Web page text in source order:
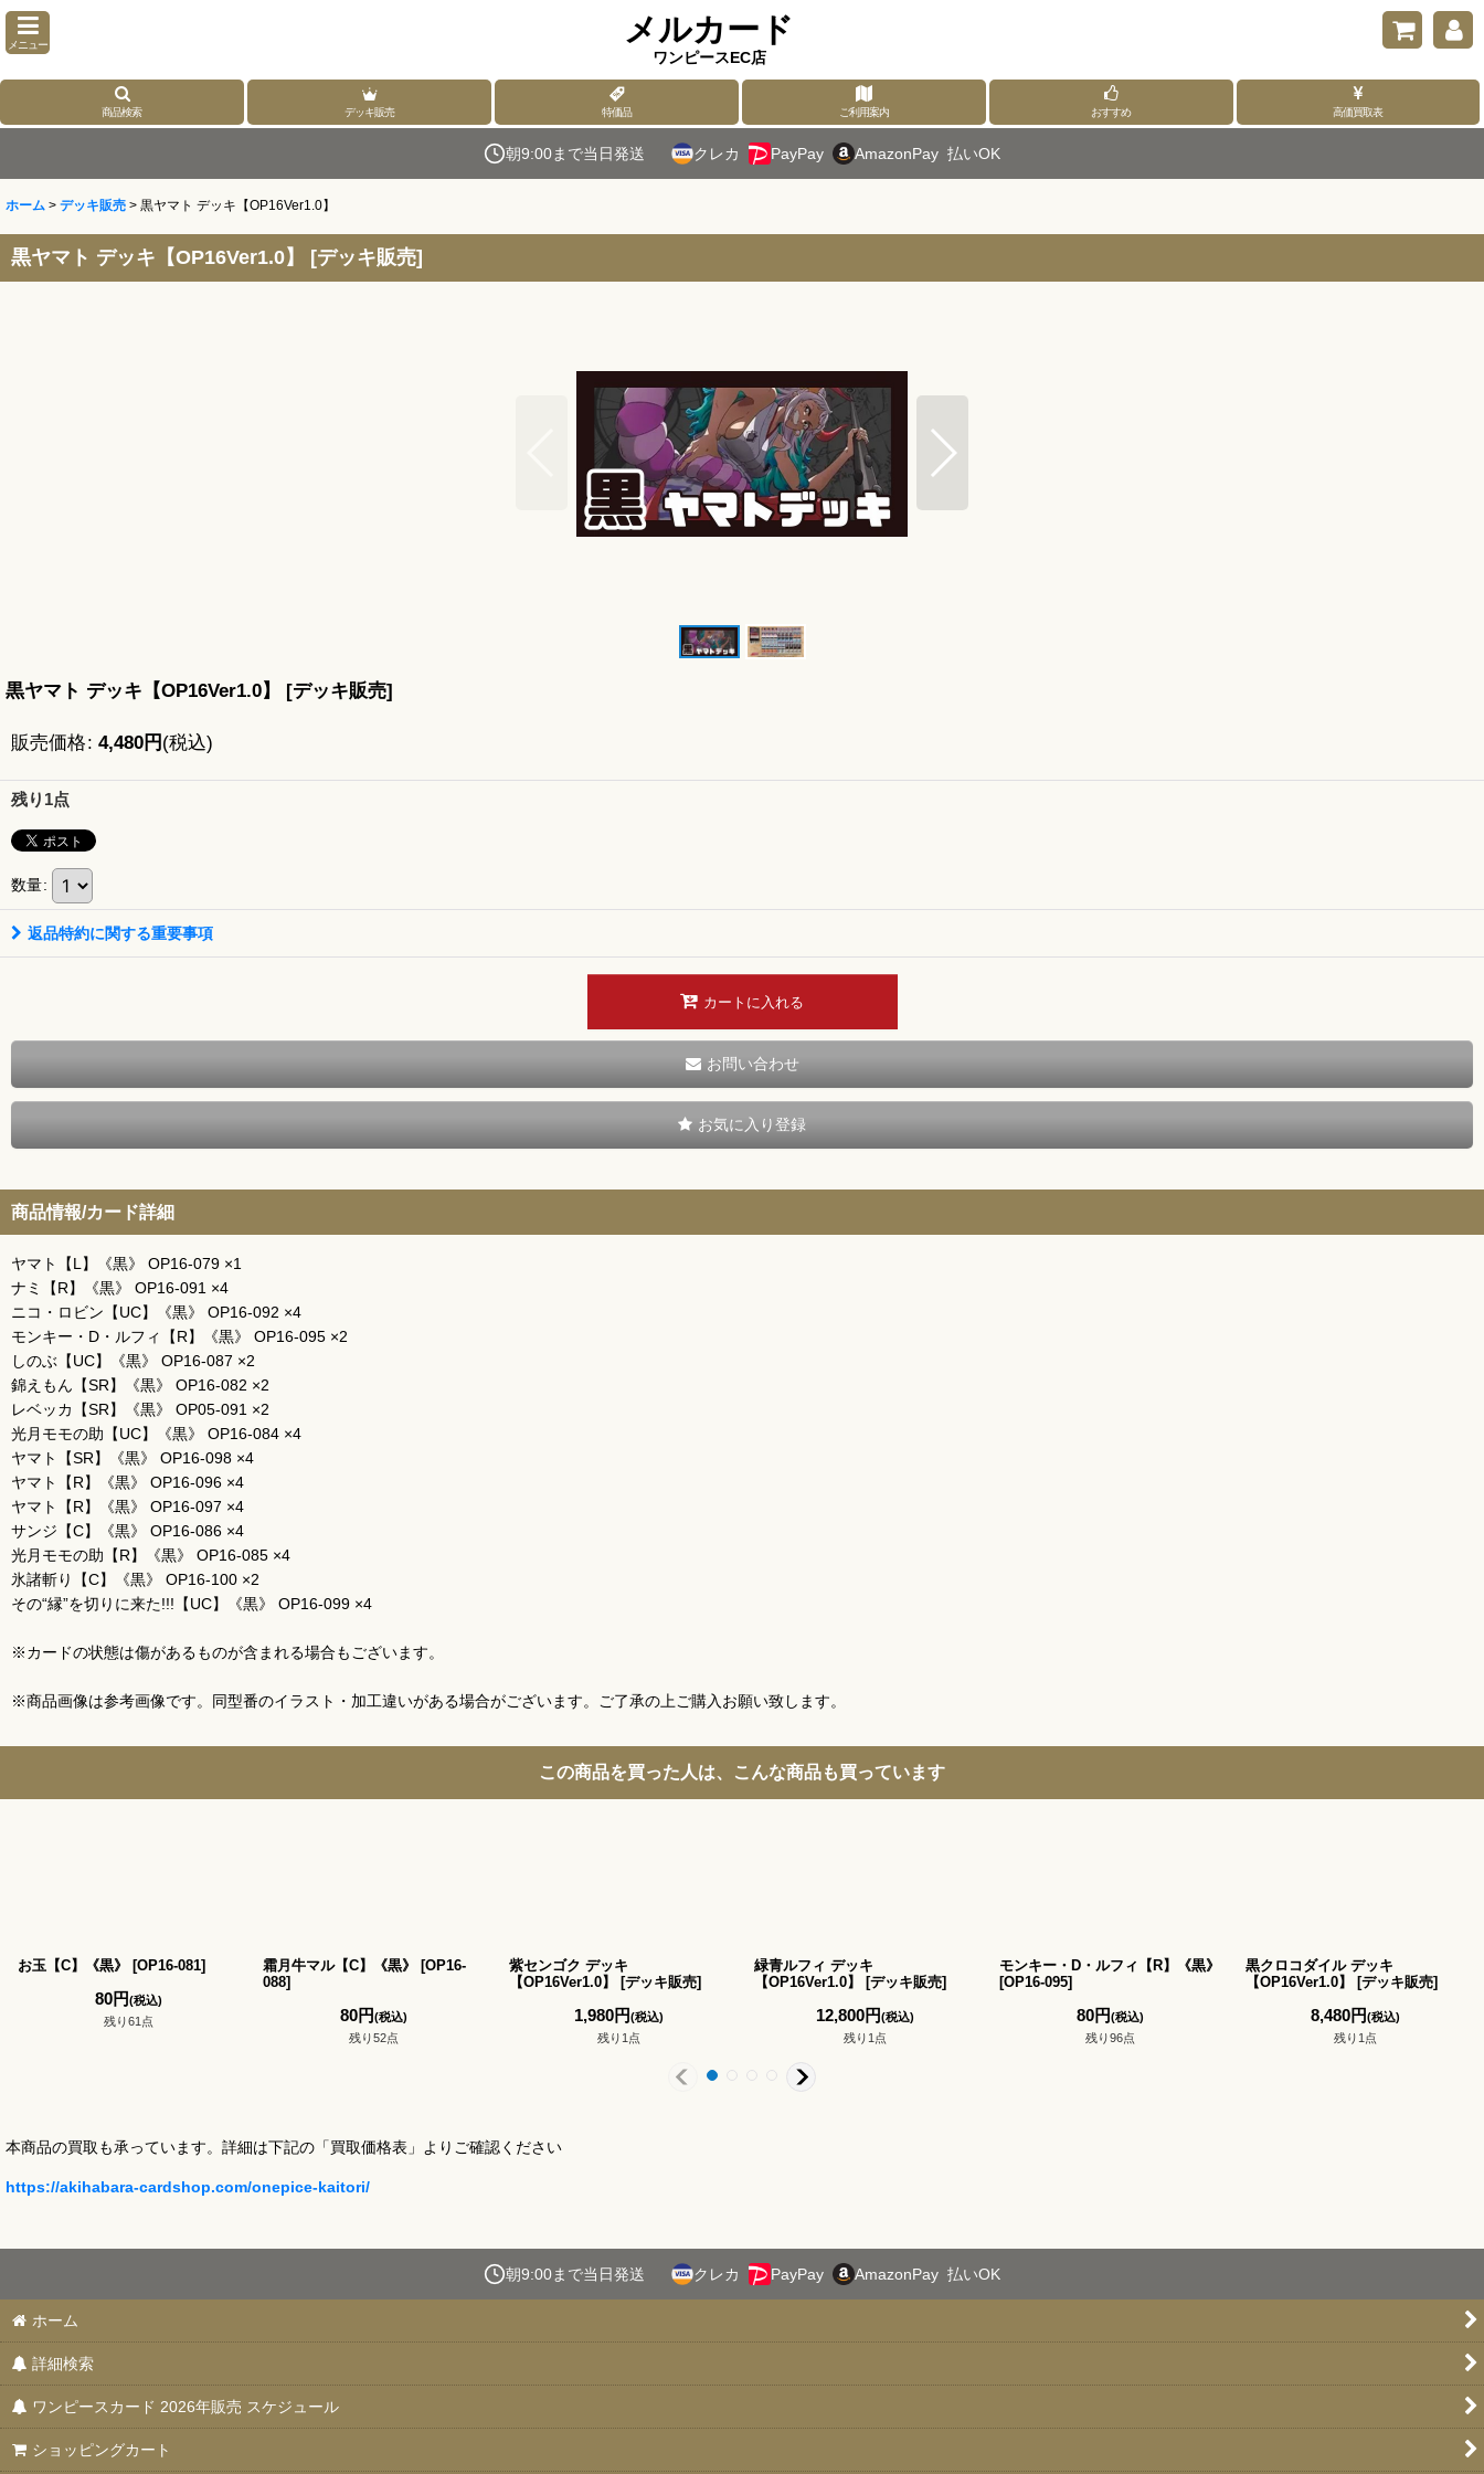
メニュー メルカード
ワンピースEC店
商品検索 デッキ販売 特価品 ご利用案内 おすすめ 高価買取表
朝9:00まで当日発送 クレカ PayPay AmazonPay 払いOK
ホーム > デッキ販売 > 黒ヤマト デッキ【OP16Ver1.0】
黒ヤマト デッキ【OP16Ver1.0】 [デッキ販売]
黒ヤマト デッキ【OP16Ver1.0】 [デッキ販売]
販売価格: 4,480円 (税込)
残り1点
数量:
返品特約に関する重要事項
カートに入れる
お問い合わせ
お気に入り登録
商品情報/カード詳細
ヤマト【L】《黒》 OP16-079 ×1
ナミ【R】《黒》 OP16-091 ×4
ニコ・ロビン【UC】《黒》 OP16-092 ×4
モンキー・D・ルフィ【R】《黒》 OP16-095 ×2
しのぶ【UC】《黒》 OP16-087 ×2
錦えもん【SR】《黒》 OP16-082 ×2
レベッカ【SR】《黒》 OP05-091 ×2
光月モモの助【UC】《黒》 OP16-084 ×4
ヤマト【SR】《黒》 OP16-098 ×4
ヤマト【R】《黒》 OP16-096 ×4
ヤマト【R】《黒》 OP16-097 ×4
サンジ【C】《黒》 OP16-086 ×4
光月モモの助【R】《黒》 OP16-085 ×4
氷諸斬り【C】《黒》 OP16-100 ×2
その“縁”を切りに来た!!!【UC】《黒》 OP16-099 ×4
※カードの状態は傷があるものが含まれる場合もございます。
※商品画像は参考画像です。同型番のイラスト・加工違いがある場合がございます。ご了承の上ご購入お願い致します。
この商品を買った人は、こんな商品も買っています
お玉【C】《黒》 [OP16-081]
80円(税込)
残り61点
霜月牛マル【C】《黒》 [OP16-
088]
80円(税込)
残り52点
紫センゴク デッキ
【OP16Ver1.0】
[デッキ販売]
1,980円(税込)
残り1点
緑青ルフィ デッキ
【OP16Ver1.0】
[デッキ販売]
12,800円(税込)
残り1点
モンキー・D・ルフィ【R】《黒》
[OP16-095]
80円(税込)
残り96点
黒クロコダイル デッキ
【OP16Ver1.0】
[デッキ販売]
8,480円(税込)
残り1点
本商品の買取も承っています。詳細は下記の「買取価格表」よりご確認ください
https://akihabara-cardshop.com/onepice-kaitori/
朝9:00まで当日発送 クレカ PayPay AmazonPay 払いOK
ホーム
詳細検索
ワンピースカード 2026年販売 スケジュール
ショッピングカート